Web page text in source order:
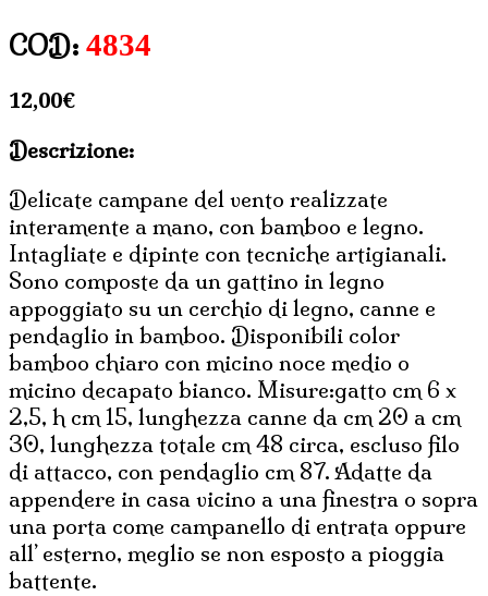
COD: 4834
12,00€
Descrizione:
Delicate campane del vento realizzate
interamente a mano, con bamboo e legno.
Intagliate e dipinte con tecniche artigianali.
Sono composte da un gattino in legno
appoggiato su un cerchio di legno, canne e
pendaglio in bamboo. Disponibili color
bamboo chiaro con micino noce medio o
micino decapato bianco. Misure:gatto cm 6 x
2,5, h cm 15, lunghezza canne da cm 20 a cm
30, lunghezza totale cm 48 circa, escluso filo
di attacco, con pendaglio cm 87. Adatte da
appendere in casa vicino a una finestra o sopra
una porta come campanello di entrata oppure
all’ esterno, meglio se non esposto a pioggia
battente.